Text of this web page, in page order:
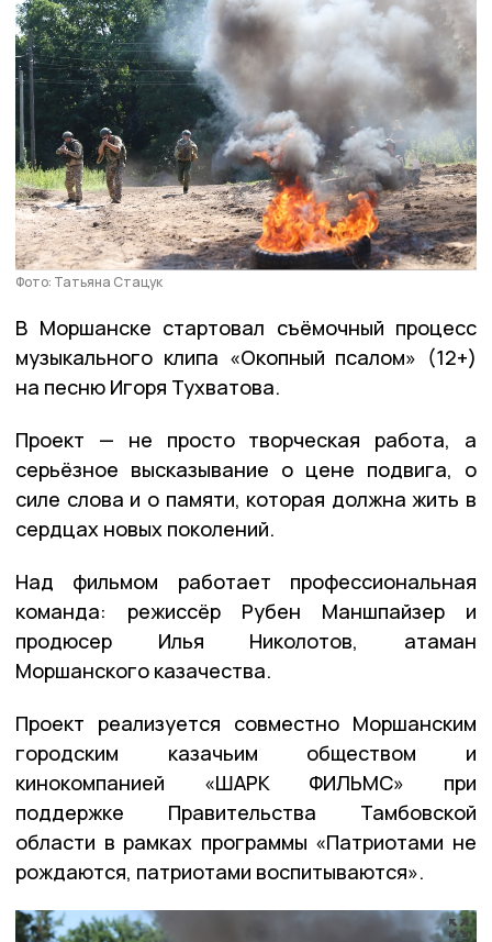
Фото: Татьяна Стацук
В Моршанске стартовал съёмочный процесс
музыкального клипа «Окопный псалом» (12+)
на песню Игоря Тухватова.
Проект — не просто творческая работа, а
серьёзное высказывание о цене подвига, о
силе слова и о памяти, которая должна жить в
сердцах новых поколений.
Над фильмом работает профессиональная
команда: режиссёр Рубен Маншпайзер и
продюсер Илья Николотов, атаман
Моршанского казачества.
Проект реализуется совместно Моршанским
городским казачьим обществом и
кинокомпанией «ШАРК ФИЛЬМС» при
поддержке Правительства Тамбовской
области в рамках программы «Патриотами не
рождаются, патриотами воспитываются».